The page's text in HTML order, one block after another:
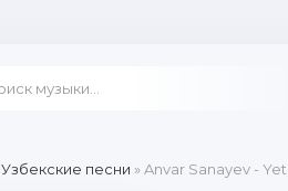
Узбекские песни » Anvar Sanayev -